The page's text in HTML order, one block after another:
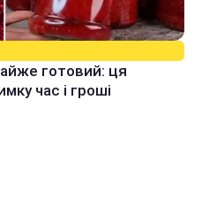
готовий: ця
час і гроші